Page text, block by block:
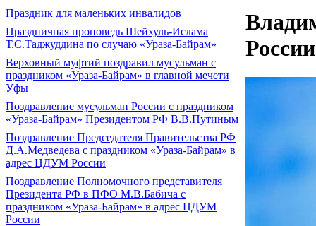
Праздник для маленьких инвалидов
Праздничная проповедь Шейхуль-Ислама
Т.С.Таджуддина по случаю «Ураза-Байрам»
Верховный муфтий поздравил мусульман с
праздником «Ураза-Байрам» в главной мечети
Уфы
Поздравление мусульман России с праздником
«Ураза-Байрам» Президентом РФ В.В.Путиным
Поздравление Председателя Правительства РФ
Д.А.Медведева с праздником «Ураза-Байрам» в
адрес ЦДУМ России
Поздравление Полномочного представителя
Президента РФ в ПФО М.В.Бабича с
праздником «Ураза-Байрам» в адрес ЦДУМ
России
России